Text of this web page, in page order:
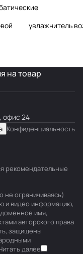
увлажнитель
на товар
офис 24
Конфиденциальность
рекомендательные
не ограничиваясь)
и видео информацию,
имя,
авторского права
защищены
далее